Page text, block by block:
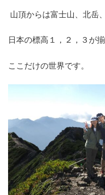
山頂からは富士山、北岳
日本の標高１，２，３が
ここだけの世界です。